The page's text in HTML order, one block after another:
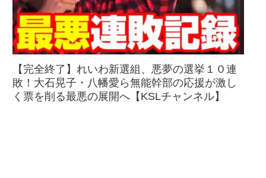
【完全終了】れいわ新選組、悪夢の選挙１０連
敗！大石晃子・八幡愛ら無能幹部の応援が激し
く票を削る最悪の展開へ【KSLチャンネル】